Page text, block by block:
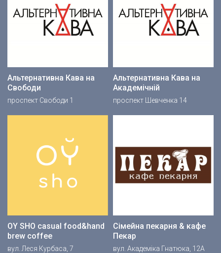
Альтернативна Кава на
Свободи
проспект Свободи 1
Альтернативна Кава на
Академічній
проспект Шевченка 14
OY SHO casual food&hand
brew coffee
вул. Леся Курбаса, 7
Сімейна пекарня & кафе
Пекар
вул. Академіка Гнатюка, 12А